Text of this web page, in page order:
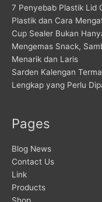
7 Penyebab Plastik Lid
Plastik dan Cara
Cup Sealer Bukan
Mengemas Snack,
Menarik dan Laris
Sarden Kalengan
Lengkap yang Perlu
Pages
Blog News
Contact Us
Link
Products
Shop